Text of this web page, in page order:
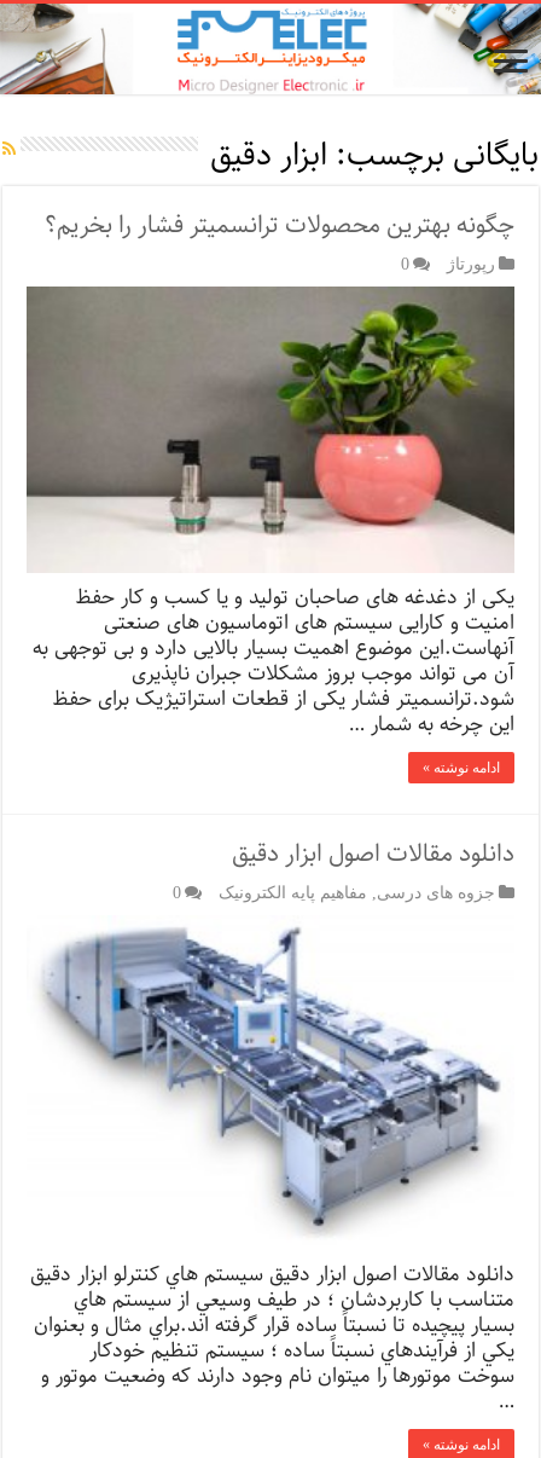
بایگانی برچسب: ابزار دقیق
چگونه بهترین محصولات ترانسمیتر فشار را بخریم؟
رپورتاژ‌ 0
یکی از دغدغه های صاحبان تولید و یا کسب و کار حفظ
امنیت و کارایی سیستم های اتوماسیون های صنعتی
آنهاست.این موضوع اهمیت بسیار بالایی دارد و بی توجهی به
آن می تواند موجب بروز مشکلات جبران ناپذیری
شود.ترانسمیتر فشار یکی از قطعات استراتیژیک برای حفظ
این چرخه به شمار …
ادامه نوشته »
دانلود مقالات اصول ابزار دقیق
جزوه های درسی مفاهیم پایه الکترونیک 0
دانلود مقالات اصول ابزار دقیق سيستم هاي كنترلو ابزار دقيق
متناسب با كاربردشان ؛ در طيف وسيعي از سيستم هاي
بسيار پيچيده تا نسبتاً ساده قرار گرفته اند.براي مثال و بعنوان
يكي از فرآيندهاي نسبتاً ساده ؛ سيستم تنظيم خودكار
سوخت موتورها را ميتوان نام وجود دارند كه وضعيت موتور و
…
ادامه نوشته »